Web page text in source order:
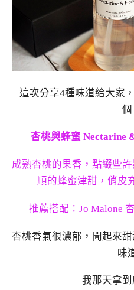
這次分享4種味道給大家
個
杏桃與蜂蜜 Nectarine
成熟杏桃的果香，點綴些
順的蜂蜜津甜，俏皮
推薦搭配：Jo Malone
杏桃香氣很濃郁，聞起來
味
我那天拿到